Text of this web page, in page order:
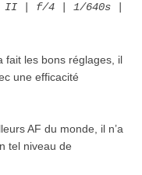
II | f/4 | 1/640s |
fait les bons réglages, il
une efficacité
AF du monde, il n’a
tel niveau de